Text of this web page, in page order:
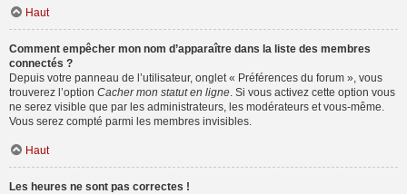
Haut
Comment empêcher mon nom d’apparaître dans la liste des membres
connectés ?
Depuis votre panneau de l’utilisateur, onglet « Préférences du forum », vous
trouverez l’option Cacher mon statut en ligne. Si vous activez cette option vous
ne serez visible que par les administrateurs, les modérateurs et vous-même.
Vous serez compté parmi les membres invisibles.
Haut
Les heures ne sont pas correctes !